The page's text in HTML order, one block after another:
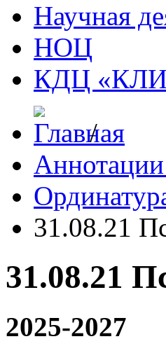
Научная
НОЦ
КДЦ
/
31.08.21
31.08.21
2025-2027